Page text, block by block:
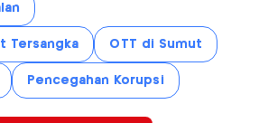
Tersangka OTT di Sumut
Pencegahan Korupsi